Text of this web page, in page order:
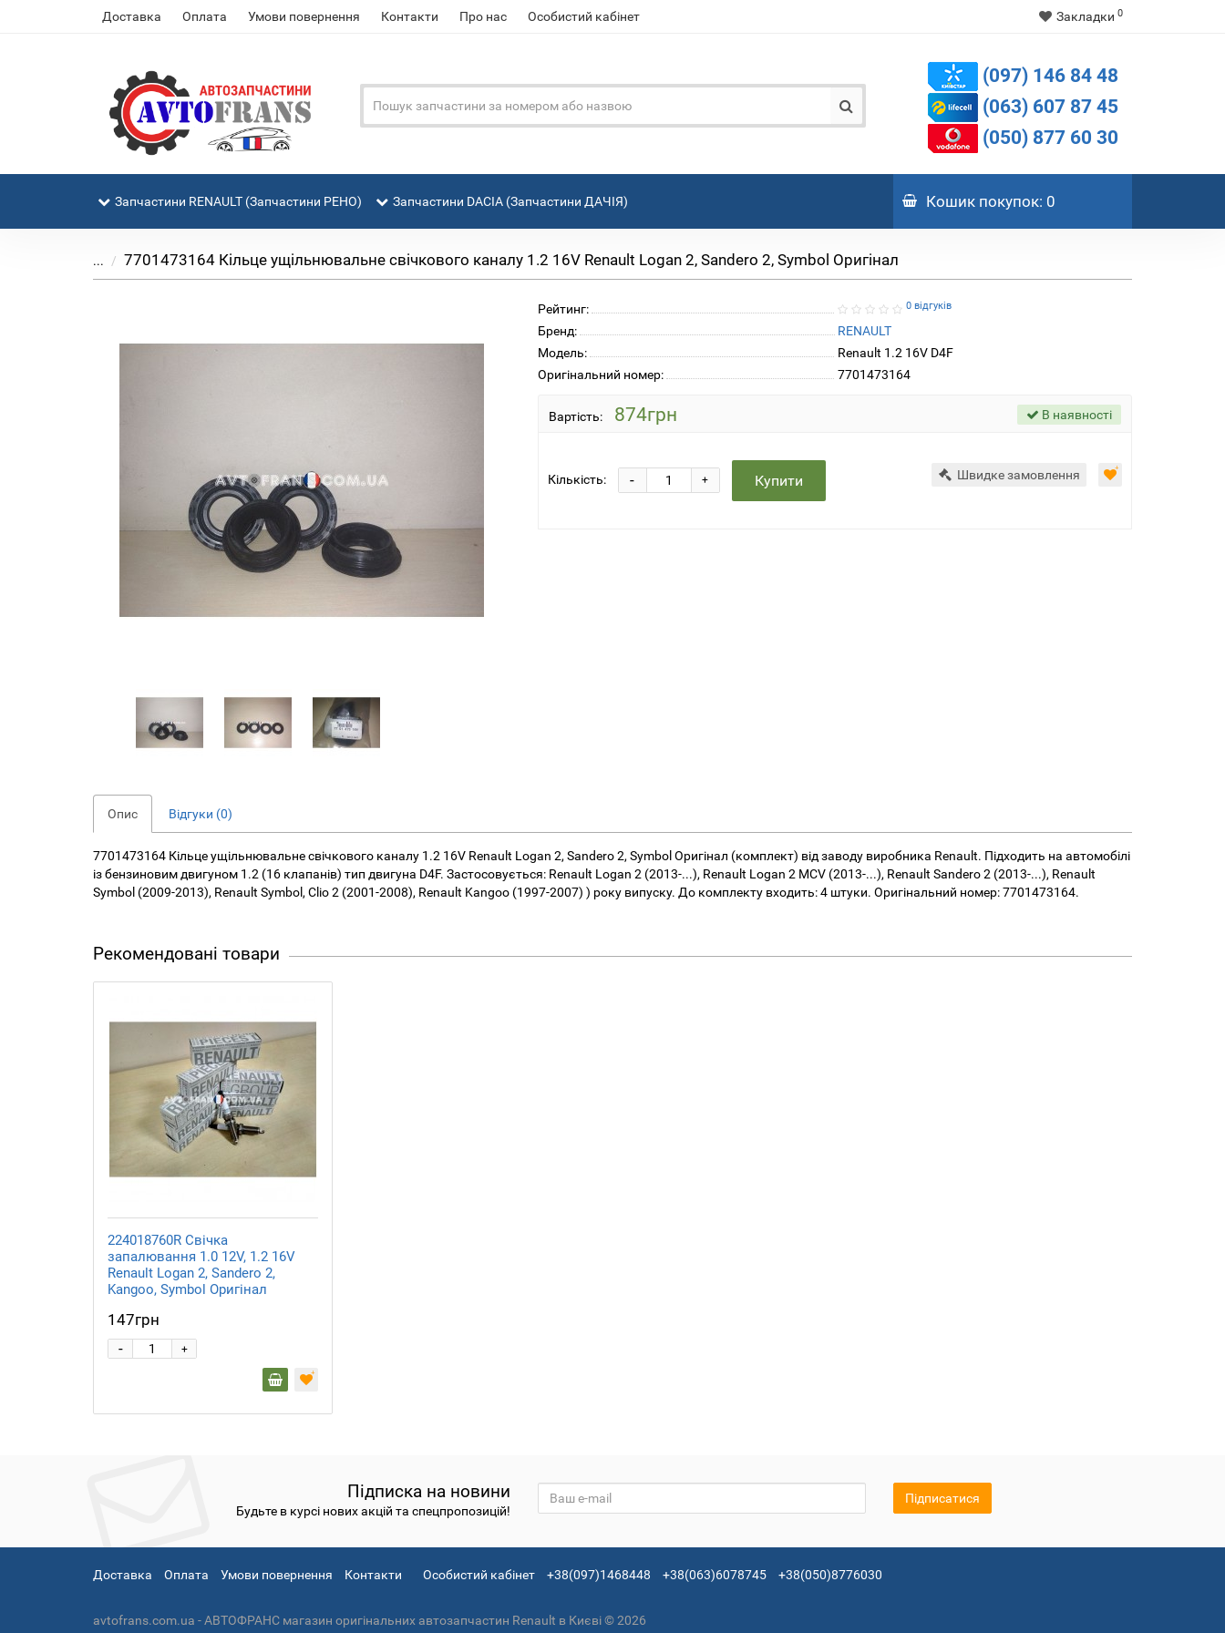
Доставка Оплата Умови повернення Контакти Про нас Особистий кабінет Закладки 0
(097) 146 84 48
(063) 607 87 45
(050) 877 60 30
Запчастини RENAULT (Запчастини РЕНО) Запчастини DACIA (Запчастини ДАЧІЯ) Кошикпокупок: 0
... 7701473164 Кільце ущільнювальне свічкового каналу 1.2 16V Renault Logan 2, Sandero 2, Symbol Оригінал
Рейтинг: 0 відгуків
Бренд:
RENAULT
Модель:
Renault 1.2 16V D4F
Оригінальний номер:
7701473164
Вартість: 874грн В наявності
Кількість: +
- Купити Швидке замовлення
Опис Відгуки (0)
7701473164 Кільце ущільнювальне свічкового каналу 1.2 16V Renault Logan 2, Sandero 2, Symbol Оригінал (комплект) від заводу виробника Renault. Підходить на автомобілі
із бензиновим двигуном 1.2 (16 клапанів) тип двигуна D4F. Застосовується: Renault Logan 2 (2013-...), Renault Logan 2 MCV (2013-...), Renault Sandero 2 (2013-...), Renault
Symbol (2009-2013), Renault Symbol, Clio 2 (2001-2008), Renault Kangoo (1997-2007) ) року випуску. До комплекту входить: 4 штуки. Оригінальний номер: 7701473164.
Рекомендовані товари
224018760R Свічка
запалювання 1.0 12V, 1.2 16V
Renault Logan 2, Sandero 2,
Kangoo, Symbol Оригінал
147грн
+
-
Підписка на новини
Будьте в курсі нових акцій та спецпропозицій!
Підписатися
Доставка Оплата Умови повернення Контакти Особистий кабінет +38(097)1468448 +38(063)6078745 +38(050)8776030
avtofrans.com.ua - АВТОФРАНС магазин оригінальних автозапчастин Renault в Києві © 2026